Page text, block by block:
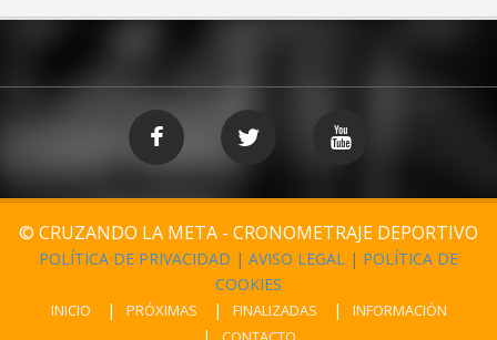
© CRUZANDO LA META - CRONOMETRAJE DEPORTIVO
POLÍTICA DE PRIVACIDAD | AVISO LEGAL | POLÍTICA DE
COOKIES
INICIO PRÓXIMAS FINALIZADAS
INFORMACIÓN